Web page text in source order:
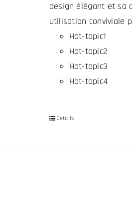
design élégant et sa
utilisation conviviale
Hot-topic1
Hot-topic2
Hot-topic3
Hot-topic4
Details